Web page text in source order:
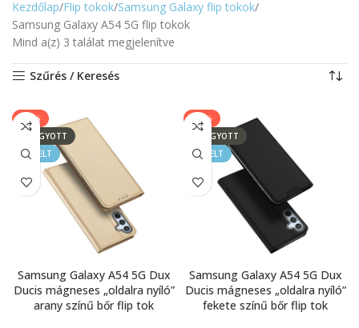
Kezdőlap Flip tokok Samsung Galaxy flip tokok
Samsung Galaxy A54 5G flip tokok
Mind a(z) 3 találat megjelenítve
Szűrés / Keresés
-17%
ELFOGYOTT
KIEMELT
Samsung Galaxy A54 5G Dux
Ducis mágneses „oldalra nyíló”
arany színű bőr flip tok
-17%
ELFOGYOTT
KIEMELT
Samsung Galaxy A54 5G Dux
Ducis mágneses „oldalra nyíló”
fekete színű bőr flip tok